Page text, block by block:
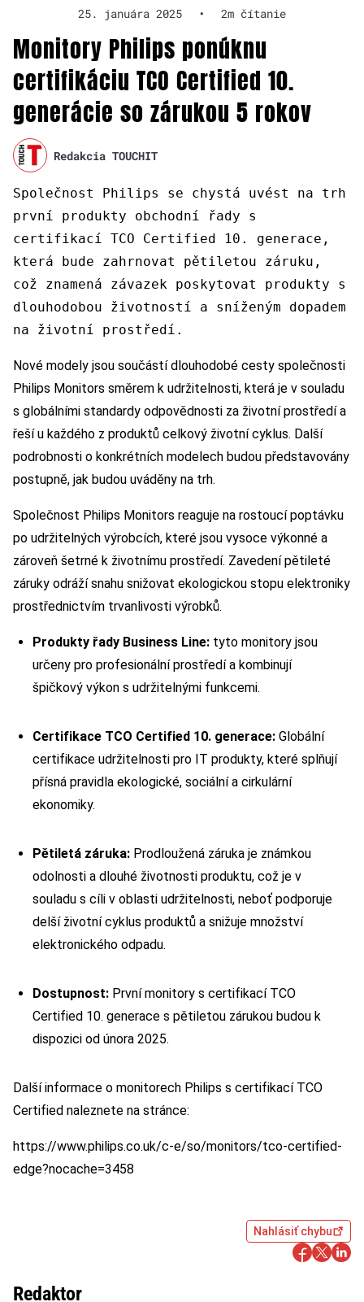
25. januára 2025 • 2m čítanie
Monitory Philips ponúknu
certifikáciu TCO Certified 10.
generácie so zárukou 5 rokov
Redakcia TOUCHIT
Společnost Philips se chystá uvést na trh
první produkty obchodní řady s
certifikací TCO Certified 10. generace,
která bude zahrnovat pětiletou záruku,
což znamená závazek poskytovat produkty s
dlouhodobou životností a sníženým dopadem
na životní prostředí.
Nové modely jsou součástí dlouhodobé cesty společnosti
Philips Monitors směrem k udržitelnosti, která je v souladu
s globálními standardy odpovědnosti za životní prostředí a
řeší u každého z produktů celkový životní cyklus. Další
podrobnosti o konkrétních modelech budou představovány
postupně, jak budou uváděny na trh.
Společnost Philips Monitors reaguje na rostoucí poptávku
po udržitelných výrobcích, které jsou vysoce výkonné a
zároveň šetrné k životnímu prostředí. Zavedení pětileté
záruky odráží snahu snižovat ekologickou stopu elektroniky
prostřednictvím trvanlivosti výrobků.
Produkty řady Business Line: tyto monitory jsou
určeny pro profesionální prostředí a kombinují
špičkový výkon s udržitelnými funkcemi.
Certifikace TCO Certified 10. generace: Globální
certifikace udržitelnosti pro IT produkty, které splňují
přísná pravidla ekologické, sociální a cirkulární
ekonomiky.
Pětiletá záruka: Prodloužená záruka je známkou
odolnosti a dlouhé životnosti produktu, což je v
souladu s cíli v oblasti udržitelnosti, neboť podporuje
delší životní cyklus produktů a snižuje množství
elektronického odpadu.
Dostupnost: První monitory s certifikací TCO
Certified 10. generace s pětiletou zárukou budou k
dispozici od února 2025.
Další informace o monitorech Philips s certifikací TCO
Certified naleznete na stránce:
https://www.philips.co.uk/c-e/so/monitors/tco-certified-
edge?nocache=3458
Nahlásiť chybu
Redaktor